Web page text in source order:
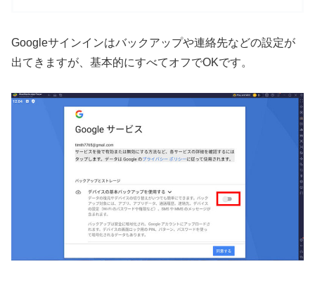
Googleサインインはバックアップや連絡先などの設定が
出てきますが、基本的にすべてオフでOKです。